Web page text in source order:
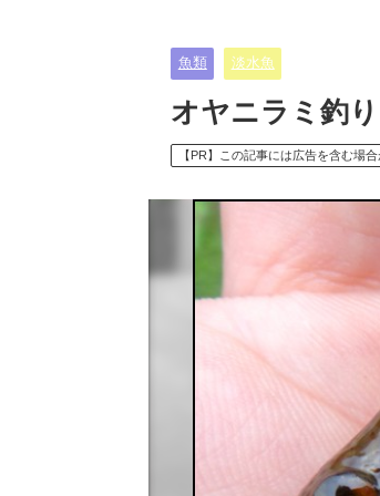
魚類 淡水魚
オヤニラミ釣
【PR】この記事には広告を含む場合